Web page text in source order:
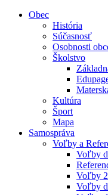
Obec
História
Súčasnosť
Osobnosti
Školstvo
Kultúra
Šport
Mapa
Samospráva
Voľby a
Voľby
Voľby
Voľby